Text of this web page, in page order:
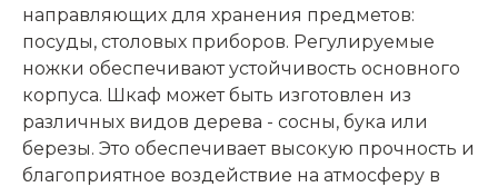
направляющих для хранения предметов:
посуды, столовых приборов. Регулируемые
ножки обеспечивают устойчивость основного
корпуса. Шкаф может быть изготовлен из
различных видов дерева - сосны, бука или
березы. Это обеспечивает высокую прочность и
благоприятное воздействие на атмосферу в